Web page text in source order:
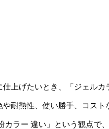
上げたいとき、「ジェル
耐熱性、使い勝手、コスト
ラー 違い」という観点で